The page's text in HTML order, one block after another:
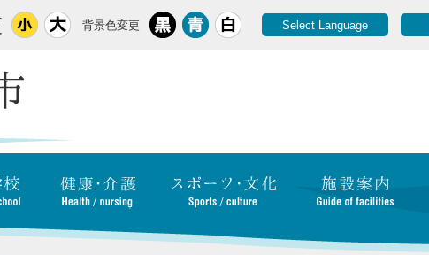
背景色変更 Select Language